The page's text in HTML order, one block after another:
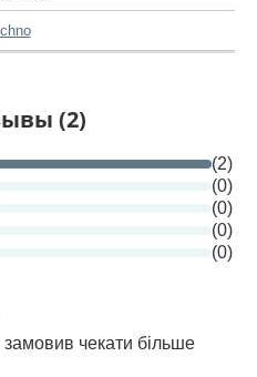
(2)
(2)
(0)
(0)
(0)
(0)
чекати більше